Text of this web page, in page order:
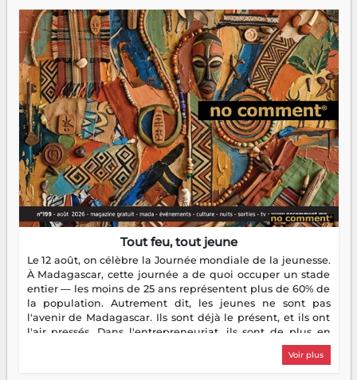
Tout feu, tout jeune
Le 12 août, on célèbre la Journée mondiale de la jeunesse.
À Madagascar, cette journée a de quoi occuper un stade
entier — les moins de 25 ans représentent plus de 60% de
la population. Autrement dit, les jeunes ne sont pas
l'avenir de Madagascar. Ils sont déjà le présent, et ils ont
l'air pressés. Dans l'entrepreneuriat, ils sont de plus en
plus nombreux à se lancer, à créer, à risquer — souvent
sans filet, souvent sans aide, mais toujours avec cette
Voir plus